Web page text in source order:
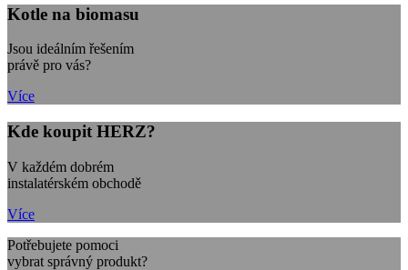
Kotle na biomasu
Jsou ideálním řešením
právě pro vás?
Více
Kde koupit HERZ?
V každém dobrém
instalatérském obchodě
Více
Potřebujete pomoci
vybrat správný produkt?